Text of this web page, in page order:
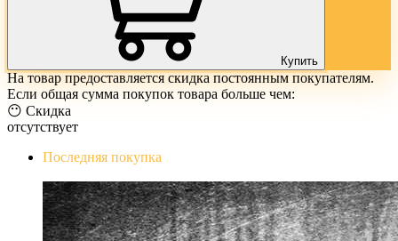
Купить
На товар предоставляется скидка постоянным покупателям.
Если общая сумма покупок товара больше чем:
😶 Скидка
отсутствует
Последняя покупка